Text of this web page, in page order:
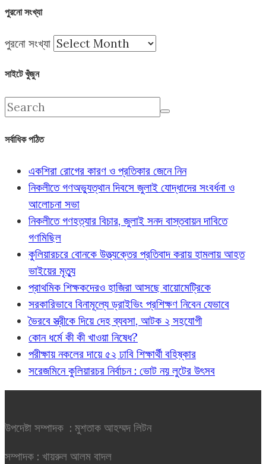
পুরনো সংখ্যা
পুরনো সংখ্যা
সাইটে খুঁজুন
সর্বাধিক পঠিত
একশিরা রোগের কারণ ও প্রতিকার জেনে নিন
নিকলীতে গণঅভ্যুত্থান দিবসে জুলাই যোদ্ধাদের সংবর্ধনা ও
আলোচনা সভা
নিকলীতে গণহত্যার বিচার, জুলাই সনদ বাস্তবায়ন দাবিতে
গণমিছিল
কুলিয়ারচরে বোনকে উত্ত্যক্তের প্রতিবাদ করায় হামলায় আহত
ভাইয়ের মৃত্যু
প্রাথমিক শিক্ষকদেরও হাজিরা আসছে বায়োমেট্রিকে
সরকারিভাবে বিনামূল্যে ড্রাইভিং প্রশিক্ষণ নিবেন যেভাবে
ভৈরবে স্ত্রীকে দিয়ে দেহ ব্যবসা, আটক ২ সহযোগী
কোন ধর্মে কী কী খাওয়া নিষেধ?
পরীক্ষায় নকলের দায়ে ৫২ ঢাবি শিক্ষার্থী বহিষ্কার
সরেজমিনে কুলিয়ারচর নির্বাচন : ভোট নয় লুটের উৎসব
উপদেষ্টা সম্পাদক : মুশতাক আহম্মদ লিটন
সম্পাদক : খায়রুল আলম বাদল